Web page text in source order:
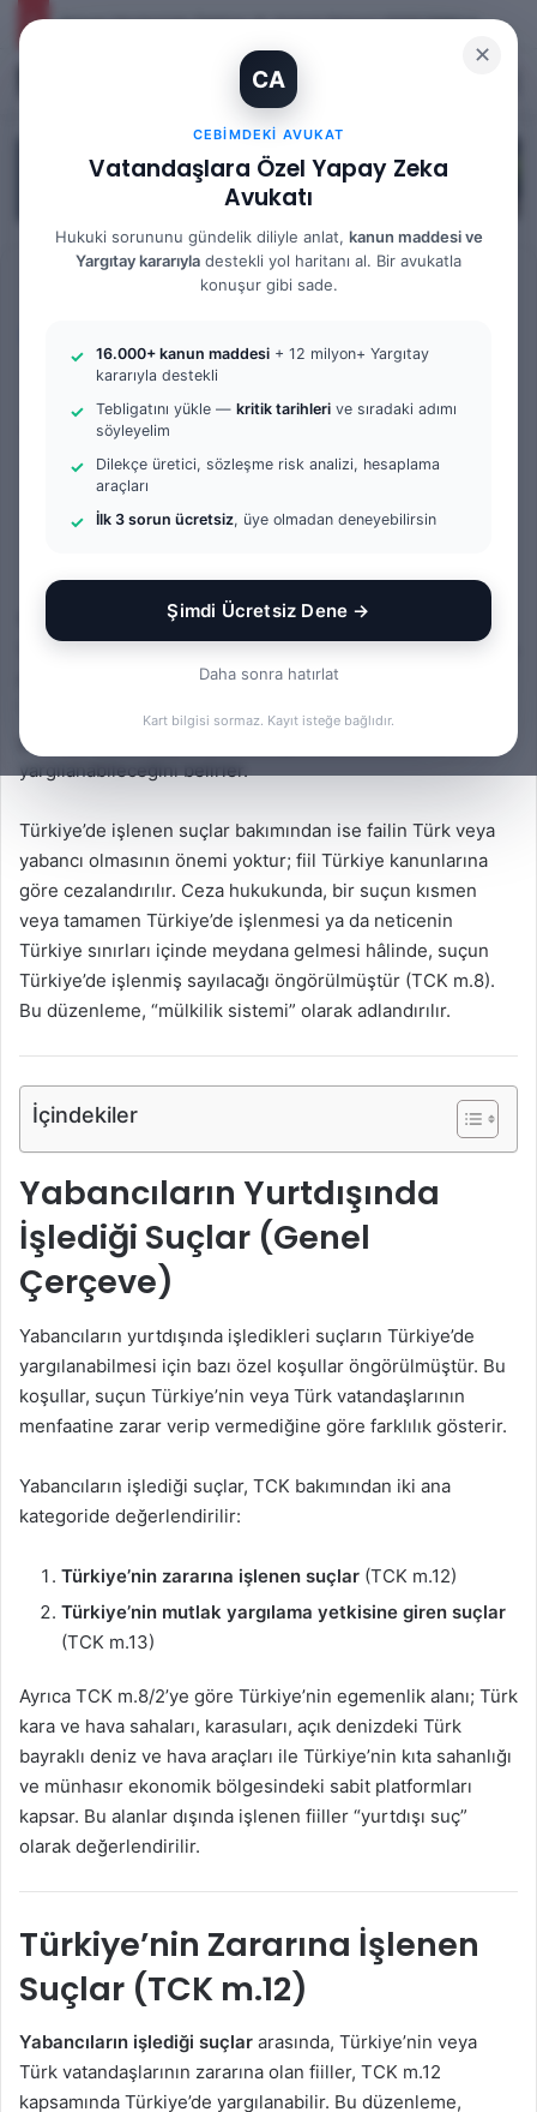
✕
CA
CEBIMDEKI AVUKAT
Vatandaşlara Özel Yapay Zeka
Avukatı
Hukuki sorununu gündelik diliyle anlat, kanun maddesi ve
Yargıtay kararıyla destekli yol haritanı al. Bir avukatla
konuşur gibi sade.
16.000+ kanun maddesi + 12 milyon+ Yargıtay
kararıyla destekli
Tebligatını yükle — kritik tarihleri ve sıradaki adımı
söyleyelim
Dilekçe üretici, sözleşme risk analizi, hesaplama
araçları
İlk 3 sorun ücretsiz, üye olmadan deneyebilirsin
Şimdi Ücretsiz Dene →
Daha sonra hatırlat
Kart bilgisi sormaz. Kayıt isteğe bağlıdır.
Yargıtay Kararı İncelemesi ve Tanık Beyanları: 9. Hukuk Dairesi 2025/7089 K.
Bilgi Bankası
Yabancıların İşlediği Suçlar
ve Türkiye Mahkemelerinin
Yetkisi (TCK m.12-13)
göndermek
Yabancıların işlediği suçlar, Türk Ceza Kanunu’nun 12. ve
mağdurun sıfatı dikkate alınarak düzenlenmiştir. Bu sistem
yurtdışında işlediği fiillerin hangi koşullarda Türkiye’de
yargılanabileceğini belirler.
Türkiye’de işlenen suçlar bakımından ise failin Türk veya
yabancı olmasının önemi yoktur; fiil Türkiye kanunlarına
göre cezalandırılır. Ceza hukukunda, bir suçun kısmen
veya tamamen Türkiye’de işlenmesi ya da neticenin
Türkiye sınırları içinde meydana gelmesi hâlinde, suçun
Türkiye’de işlenmiş sayılacağı öngörülmüştür (TCK m.8).
Bu düzenleme, “mülkilik sistemi” olarak adlandırılır.
İçindekiler
Yabancıların Yurtdışında
İşlediği Suçlar (Genel
Çerçeve)
Yabancıların yurtdışında işledikleri suçların Türkiye’de
yargılanabilmesi için bazı özel koşullar öngörülmüştür. Bu
koşullar, suçun Türkiye’nin veya Türk vatandaşlarının
menfaatine zarar verip vermediğine göre farklılık gösterir.
Yabancıların işlediği suçlar, TCK bakımından iki ana
kategoride değerlendirilir:
Türkiye’nin zararına işlenen suçlar (TCK m.12)
Türkiye’nin mutlak yargılama yetkisine giren suçlar
(TCK m.13)
Ayrıca TCK m.8/2’ye göre Türkiye’nin egemenlik alanı; Türk
kara ve hava sahaları, karasuları, açık denizdeki Türk
bayraklı deniz ve hava araçları ile Türkiye’nin kıta sahanlığı
ve münhasır ekonomik bölgesindeki sabit platformları
kapsar. Bu alanlar dışında işlenen fiiller “yurtdışı suç”
olarak değerlendirilir.
Türkiye’nin Zararına İşlenen
Suçlar (TCK m.12)
Yabancıların işlediği suçlar arasında, Türkiye’nin veya
Türk vatandaşlarının zararına olan fiiller, TCK m.12
kapsamında Türkiye’de yargılanabilir. Bu düzenleme,